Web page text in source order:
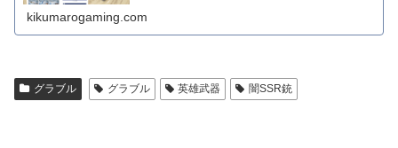
kikumarogaming.com
グラブル グラブル 英雄武器 闇SSR銃